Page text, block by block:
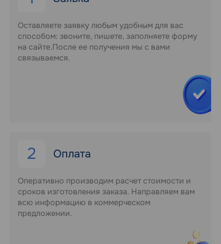
Оставляете заявку любым удобным для вас
способом: звоните, пишете, заполняете форму
на сайте.После ее получения мы с вами
связываемся.
2 Оплата
Оперативно производим расчет стоимости и
сроков изготовления заказа. Направляем вам
всю информацию в коммерческом
предложении.